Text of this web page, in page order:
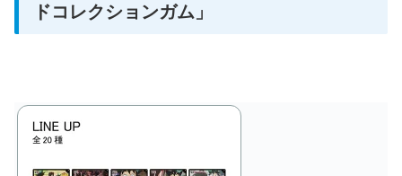
ドコレクションガム 」